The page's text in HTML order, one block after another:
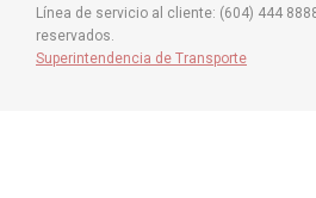
Línea de servicio al cliente: (604) 444
reservados.
Superintendencia de Transporte